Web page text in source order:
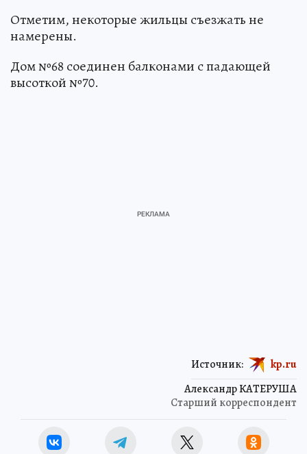
Отметим, некоторые жильцы съезжать не
намерены.
Дом №68 соединен балконами с падающей
высоткой №70.
Александр КАТЕРУША
Старший корреспондент
Источник: kp.ru